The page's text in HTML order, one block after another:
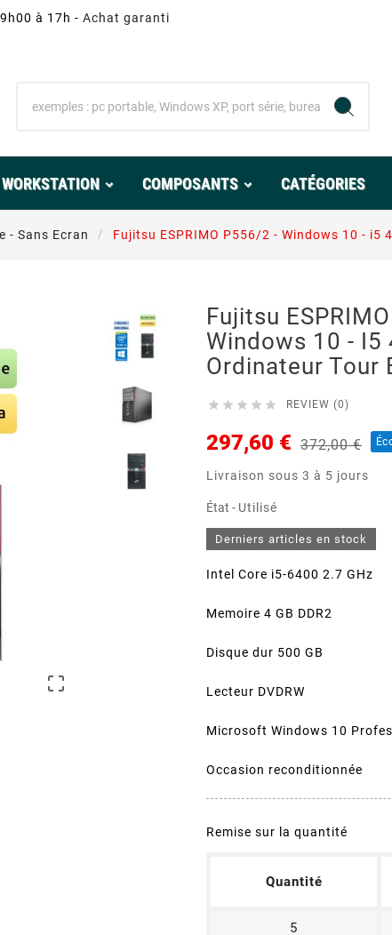
à 17h - Achat garanti
WORKSTATION COMPOSANTS CATÉGORIES
- Sans Ecran Fujitsu ESPRIMO P556/2 - Windows 10 - i5

Fujitsu
Windows 10 - I5
Ordinateur Tour
     REVIEW (0)
297,60 € 372,00 €
Livraison sous 3 à 5 jours
État - Utilisé
Derniers articles en stock
Intel Core i5-6400 2.7 GHz
Memoire 4 GB DDR2
Disque dur 500 GB
Lecteur DVDRW
Microsoft Windows 10
Occasion reconditionnée
Remise sur la quantité
Quantité
5